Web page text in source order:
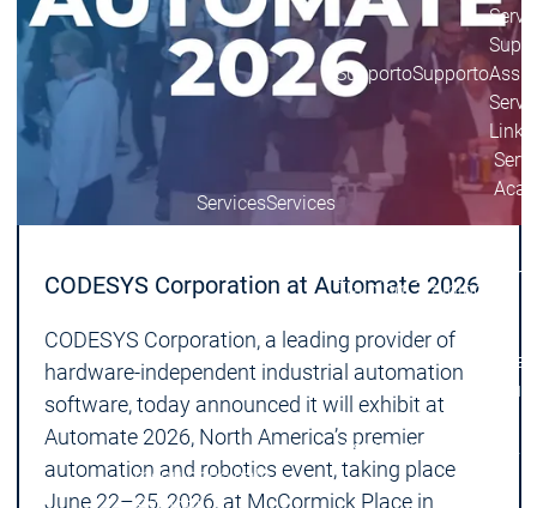
ServicesServices
SupportoSupporto
Link
Training Training
Download Download
Distribuzione
menu principale
CODESYS Corporation at Automate 2026
CODESYS Corporation, a leading provider of
hardware-independent industrial automation
software, today announced it will exhibit at
Automate 2026, North America’s premier
automation and robotics event, taking place
June 22–25, 2026, at McCormick Place in